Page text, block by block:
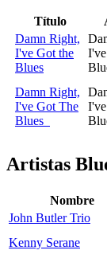
Título
Damn Right,
I've Got the
Blues
Damn Right,
I've Got The
Blues
Artistas
Nombre
John Butler Trio
Kenny Serane